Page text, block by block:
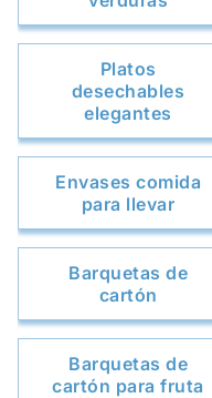
Platos
desechables
elegantes
Envases comida
para llevar
Barquetas de
cartón
Barquetas de
cartón para fruta